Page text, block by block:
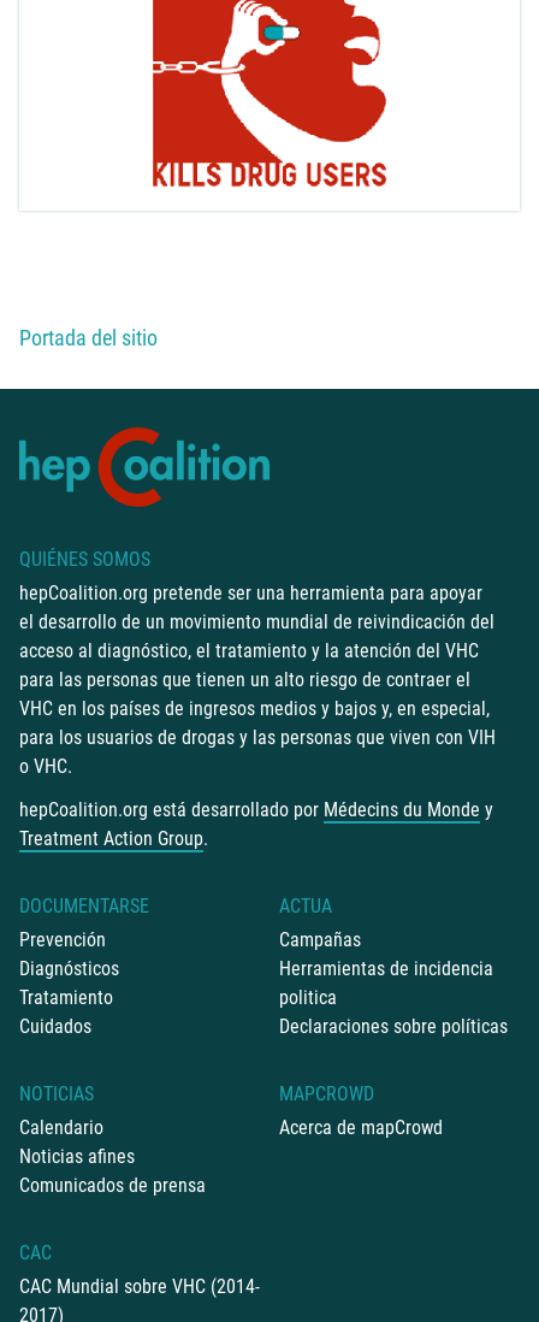
Usted está aquí:
Portada del sitio
QUIÉNES SOMOS
hepCoalition.org pretende ser una herramienta para apoyar
el desarrollo de un movimiento mundial de reivindicación del
acceso al diagnóstico, el tratamiento y la atención del VHC
para las personas que tienen un alto riesgo de contraer el
VHC en los países de ingresos medios y bajos y, en especial,
para los usuarios de drogas y las personas que viven con VIH
o VHC.
hepCoalition.org está desarrollado por Médecins du Monde y
Treatment Action Group.
DOCUMENTARSE
Prevención
Diagnósticos
Tratamiento
Cuidados
ACTUA
Campañas
Herramientas de incidencia
politica
Declaraciones sobre políticas
NOTICIAS
Calendario
Noticias afines
Comunicados de prensa
MAPCROWD
Acerca de mapCrowd
CAC
CAC Mundial sobre VHC (2014-
2017)